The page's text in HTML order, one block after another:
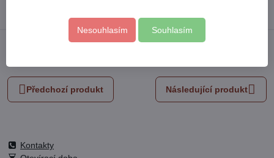
mail
Předchozí produkt Následující produkt
Kontakty
Nesouhlasím Souhlasím